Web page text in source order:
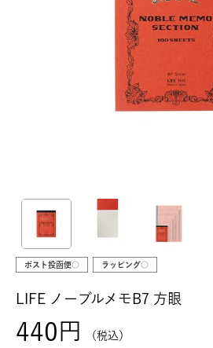
ポスト投函便○ ラッピング○
LIFE ノーブルメモB7 方眼
440 税込